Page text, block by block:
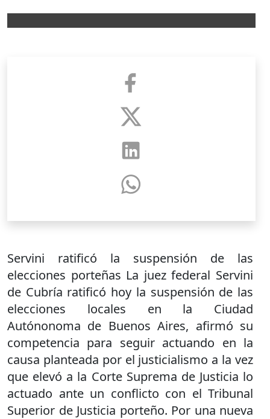
Servini ratificó la suspensión de las
elecciones porteñas La juez federal Servini
de Cubría ratificó hoy la suspensión de las
elecciones locales en la Ciudad
Autónonoma de Buenos Aires, afirmó su
competencia para seguir actuando en la
causa planteada por el justicialismo a la vez
que elevó a la Corte Suprema de Justicia lo
actuado ante un conflicto con el Tribunal
Superior de Justicia porteño. Por una nueva